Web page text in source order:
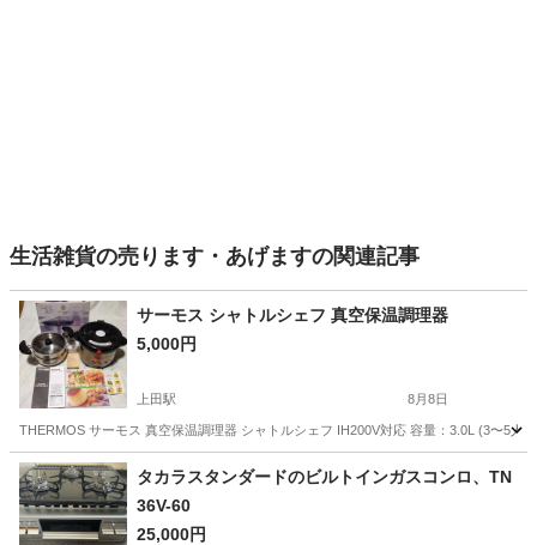
生活雑貨の売ります・あげますの関連記事
サーモス シャトルシェフ 真空保温調理器
5,000円
上田駅 8月8日
THERMOS サーモス 真空保温調理器 シャトルシェフ IH200V対応 容量：3.0L (3〜5
長野 上田市 上田駅 調理器具
タカラスタンダードのビルトインガスコンロ、TN
36V-60
25,000円